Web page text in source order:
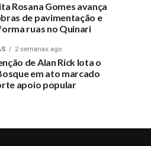
Rosana Gomes avança
de pavimentação e
ruas no Quinari
2 semanas ago
de Alan Rick lota o
em ato marcado
apoio popular